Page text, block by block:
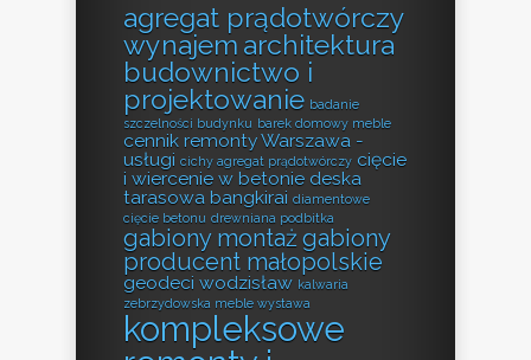
agregat prądotwórczy
wynajem architektura
budownictwo i
projektowanie badanie
szczelności budynku barek domowy meble
cennik remonty Warszawa -
usługi cichy agregat prądotwórczy cięcie
i wiercenie w betonie deska
tarasowa bangkirai diamentowe
cięcie betonu drewniana podbitka
gabiony montażgabiony
producent małopolskie
geodeci wodzisław kalwaria
zebrzydowska meble wystawa
kompleksowe